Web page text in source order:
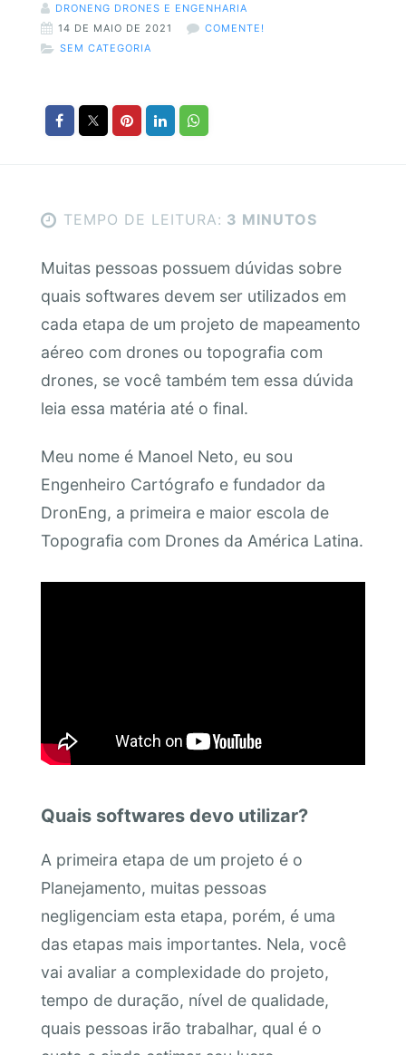
DRONENG DRONES E ENGENHARIA
14 DE MAIO DE 2021
COMENTE!
SEM CATEGORIA
TEMPO DE LEITURA: 3 MINUTOS
Muitas pessoas possuem dúvidas sobre
quais softwares devem ser utilizados em
cada etapa de um projeto de mapeamento
aéreo com drones ou topografia com
drones, se você também tem essa dúvida
leia essa matéria até o final.
Meu nome é Manoel Neto, eu sou
Engenheiro Cartógrafo e fundador da
DronEng, a primeira e maior escola de
Topografia com Drones da América Latina.
Quais softwares devo utilizar?
A primeira etapa de um projeto é o
Planejamento, muitas pessoas
negligenciam esta etapa, porém, é uma
das etapas mais importantes. Nela, você
vai avaliar a complexidade do projeto,
tempo de duração, nível de qualidade,
quais pessoas irão trabalhar, qual é o